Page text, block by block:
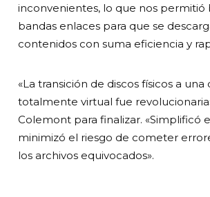
inconvenientes, lo que nos permitió
bandas enlaces para que se
contenidos con suma eficiencia y
«La transición de discos físicos a una
totalmente virtual fue
Colemont para finalizar. «Simplificó
minimizó el riesgo de cometer
los archivos equivocados».